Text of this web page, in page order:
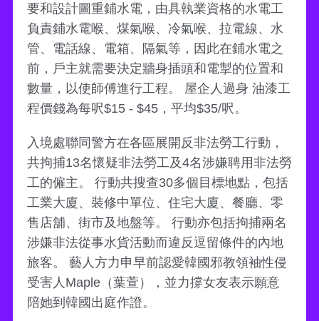
要和設計圖重鋪水電，由具執業資格的水電工
負責鋪水電喉、煤氣喉、冷氣喉、拉電線、水
管、電話線、電箱、隔氣等，因此在鋪水電之
前，戶主就需要決定牆身插頭和電掣的位置和
數量，以使師傅進行工程。 屋企人過身 油漆工
程價錢為每呎$15 - $45，平均$35/呎。
入境處聯同警方在各區展開反非法勞工行動，
共拘捕13名懷疑非法勞工及4名涉嫌聘用非法勞
工的僱主。 行動共搜查30多個目標地點，包括
工業大廈、裝修中單位、住宅大廈、餐廳、零
售店舖、街市及地盤等。 行動亦包括拘捕兩名
涉嫌非法從事水貨活動而違反逗留條件的內地
旅客。 藝人方力申早前認愛韓國邪教領袖性侵
受害人Maple（葉萱），並力撐女友表示願意
陪她到韓國出庭作證。